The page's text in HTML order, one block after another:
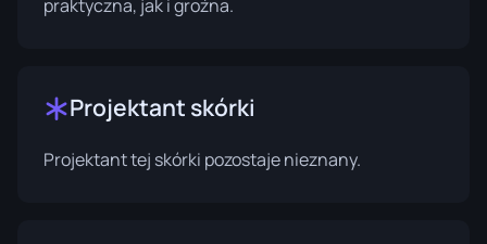
praktyczna, jak i groźna.
Projektant skórki
Projektant tej skórki pozostaje nieznany.